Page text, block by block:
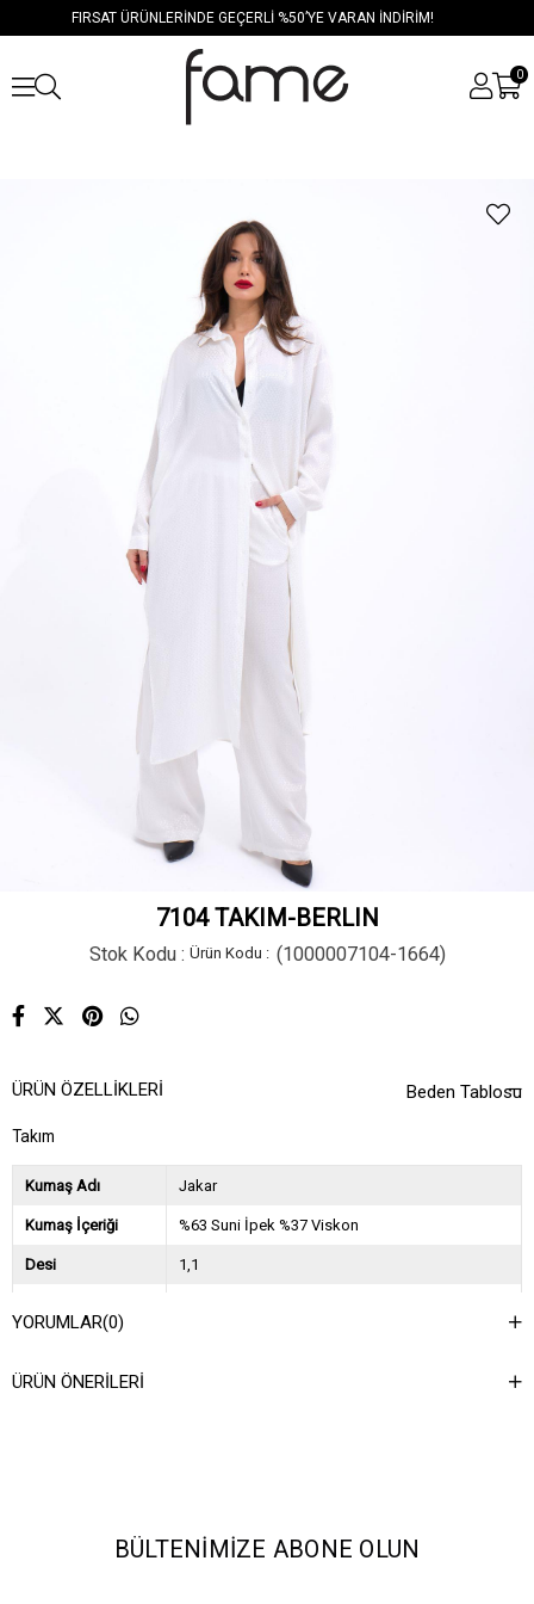
FIRSAT ÜRÜNLERİNDE GEÇERLİ %50’YE VARAN İNDİRİM!
0
7104 TAKIM-BERLIN
Stok Kodu (1000007104-1664)
Beden Tablosu
ÜRÜN ÖZELLIKLERI
Takım
Kumaş Adı Jakar
Kumaş İçeriği %63 Suni İpek %37 Viskon
Desi 1,1
Asorti Bilgisi
YORUMLAR(0)
ÜRÜN ÖNERILERI
BÜLTENIMIZE ABONE OLUN